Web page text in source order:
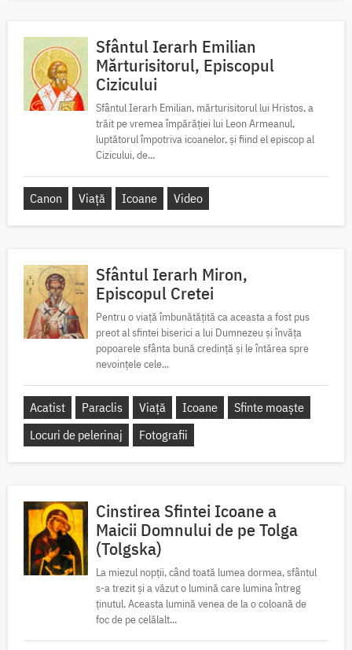
Sfântul Ierarh Emilian
Mărturisitorul, Episcopul
Cizicului
Sfântul Ierarh Emilian, mărturisitorul lui Hristos, a
trăit pe vremea împărăției lui Leon Armeanul,
luptătorul împotriva icoanelor, și fiind el episcop al
Cizicului, de...
Canon Viață Icoane Video
Sfântul Ierarh Miron,
Episcopul Cretei
Pentru o viață îmbunătățită ca aceasta a fost pus
preot al sfintei biserici a lui Dumnezeu și învăța
popoarele sfânta bună credință și le întărea spre
nevoințele cele...
Acatist Paraclis Viață Icoane
Sfinte moaște
Locuri de pelerinaj
Fotografii
Cinstirea Sfintei Icoane a
Maicii Domnului de pe Tolga
(Tolgska)
La miezul nopții, când toată lumea dormea, sfântul
s-a trezit și a văzut o lumină care lumina întreg
ținutul. Aceasta lumină venea de la o coloană de
foc de pe celălalt...